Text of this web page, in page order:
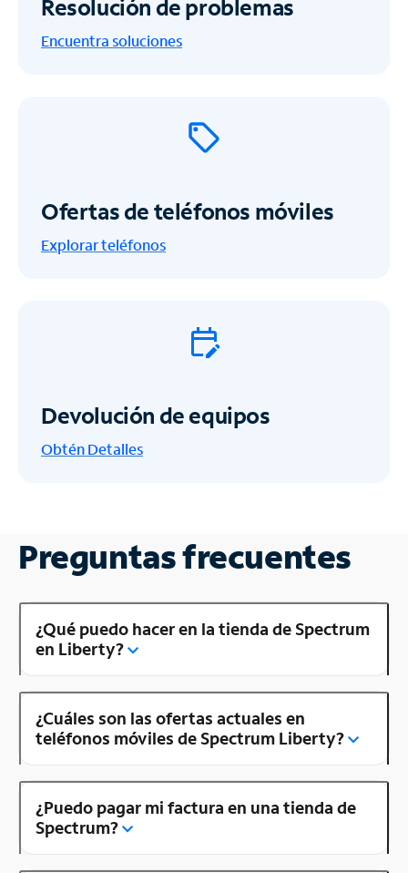
Resolución de problemas
Encuentra soluciones
Ofertas de teléfonos móviles
Explorar teléfonos
Devolución de equipos
ObténDetalles
Preguntas frecuentes
¿Qué puedo hacer en la tienda de Spectrum
en Liberty?
¿Cuáles son las ofertas actuales en
teléfonos móviles de Spectrum Liberty?
¿Puedo pagar mi factura en una tienda de
Spectrum?